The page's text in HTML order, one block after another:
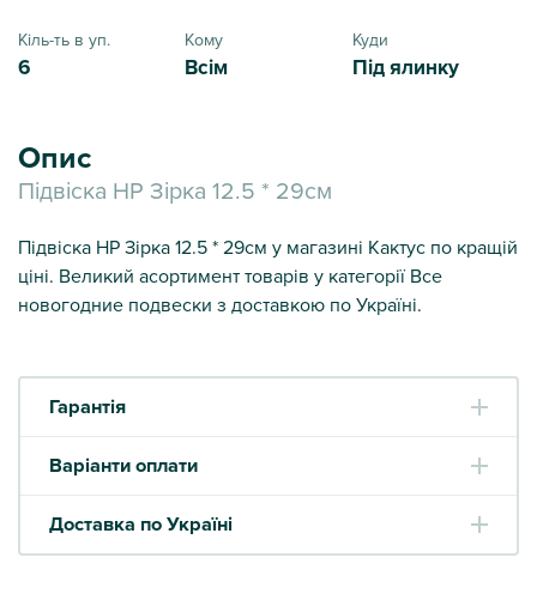
Кіль-ть в уп.
6
Кому
Всім
Куди
Під ялинку
Опис
Підвіска НР Зірка 12.5 * 29см
Підвіска НР Зірка 12.5 * 29см у магазині Кактус по кращій
ціні. Великий асортимент товарів у категорії Все
новогодние подвески з доставкою по Україні.
Гарантія
Варіанти оплати
Доставка по Україні